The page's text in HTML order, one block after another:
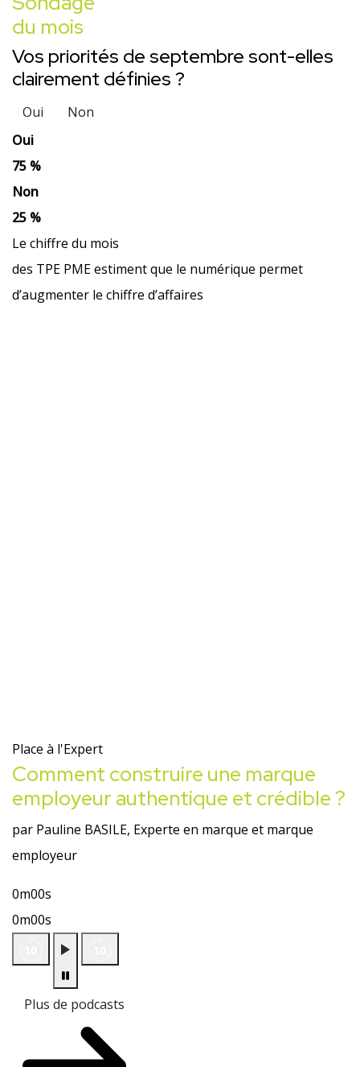
du mois
Vos priorités de septembre sont-elles
clairement définies ?
Oui
Non
Oui
75 %
Non
25 %
Le chiffre du mois
des TPE PME estiment que le numérique permet
d’augmenter le chiffre d’affaires
Place à l'Expert
Comment construire une marque
employeur authentique et crédible ?
par Pauline BASILE, Experte en marque et marque
employeur
0m00s
0m00s
Plus de podcasts